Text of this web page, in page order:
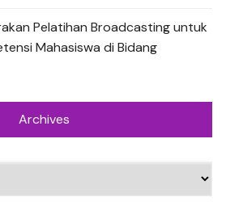
Pelatihan Broadcasting untuk
Mahasiswa di Bidang
Archives